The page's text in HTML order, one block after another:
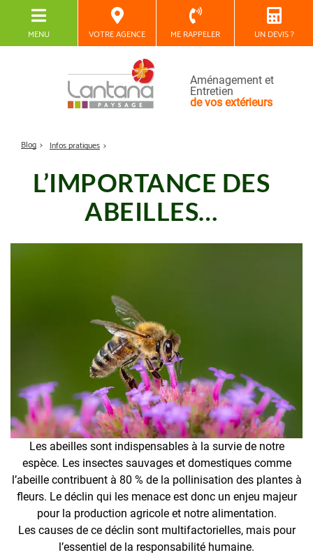
MENU VOTRE AGENCE ME RAPPELER UN DEVIS ?
Aménagement et
Entretien
de vos extérieurs
Blog Infos pratiques
L’IMPORTANCE DES
ABEILLES…
Les abeilles sont indispensables à la survie de notre
espèce. Les insectes sauvages et domestiques comme
l’abeille contribuent à 80 % de la pollinisation des plantes à
fleurs. Le déclin qui les menace est donc un enjeu majeur
pour la production agricole et notre alimentation.
Les causes de ce déclin sont multifactorielles, mais pour
l’essentiel de la responsabilité humaine.